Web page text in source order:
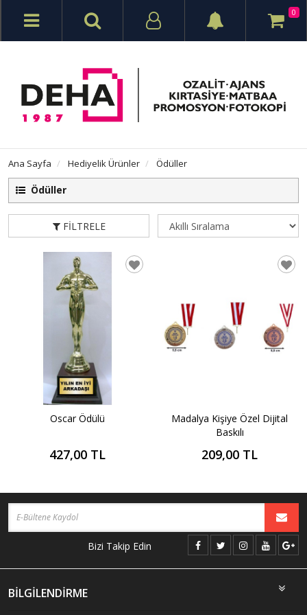
0
Ana Sayfa Hediyelik Ürünler Ödüller
Ödüller
FILTRELE
Oscar Ödülü
427,00 TL
Madalya Kişiye Özel Dijital
Baskılı
209,00 TL
Bizi Takip Edin
BİLGİLENDİRME